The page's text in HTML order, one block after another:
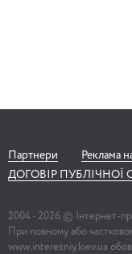
Партнери Реклама
ДОГОВІР ПУБЛІЧНОЇ
2004 - 2026 © Інтернет-
При повному або
www.interesniy.kiev.ua